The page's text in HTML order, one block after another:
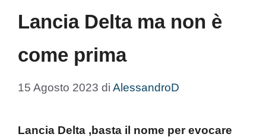
Lancia Delta ma non è
come prima
15 Agosto 2023 di AlessandroD
Lancia Delta ,basta il nome per evocare